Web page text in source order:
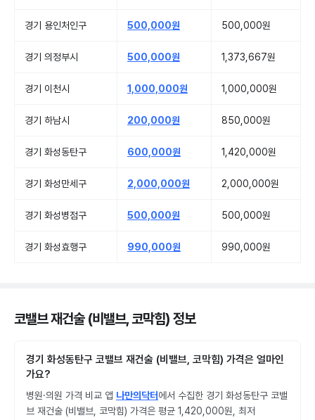
경기 용인처인구 500,000원 500,000원
경기 의정부시 500,000원 1,373,667원
경기 이천시 1,000,000원 1,000,000원
경기 하남시 200,000원 850,000원
경기 화성동탄구 600,000원 1,420,000원
경기 화성만세구 2,000,000원 2,000,000원
경기 화성병점구 500,000원 500,000원
경기 화성효행구 990,000원 990,000원
코밸브 재건술 (비밸브, 코막힘) 정보
경기 화성동탄구 코밸브 재건술 (비밸브, 코막힘) 가격은 얼마인
가요?
병원·의원 가격 비교 앱 나만의닥터에서 수집한 경기 화성동탄구 코밸
브 재건술 (비밸브, 코막힘) 가격은 평균 1,420,000원, 최저